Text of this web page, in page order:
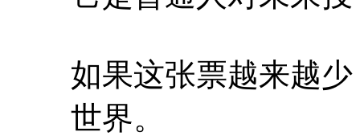
如果这张票越来越
世界。